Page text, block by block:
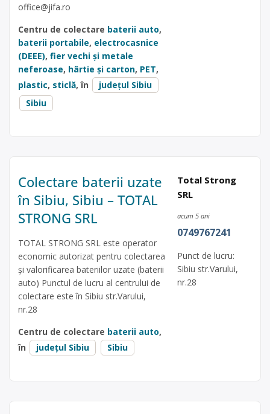
office@jifa.ro
Centru de colectare baterii auto,
baterii portabile, electrocasnice
(DEEE), fier vechi și metale
neferoase, hârtie și carton, PET,
plastic, sticlă, în
județul Sibiu
Sibiu
Colectare baterii uzate
în Sibiu, Sibiu – TOTAL
STRONG SRL
TOTAL STRONG SRL este operator
economic autorizat pentru colectarea
și valorificarea bateriilor uzate (baterii
auto) Punctul de lucru al centrului de
colectare este în Sibiu str.Varului,
nr.28
Centru de colectare baterii auto,
în
județul Sibiu Sibiu
Total Strong
SRL
acum 5 ani
0749767241
Punct de lucru:
Sibiu str.Varului,
nr.28